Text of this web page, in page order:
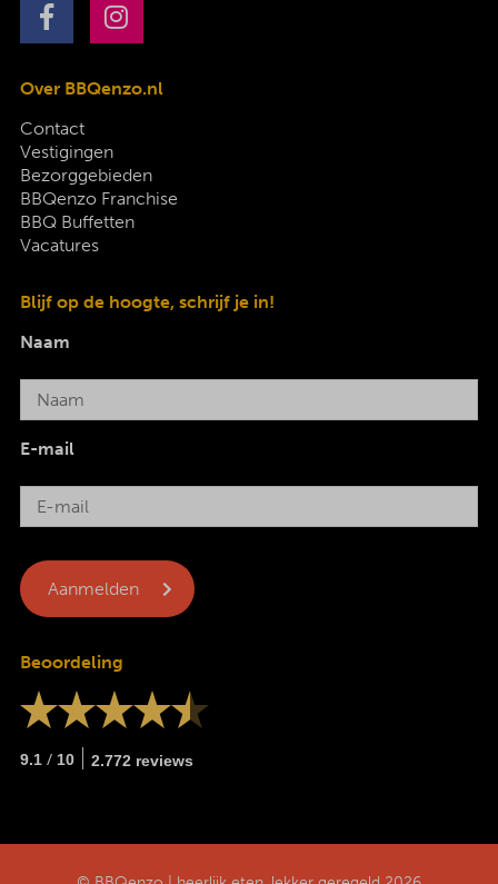
Over BBQenzo.nl
Contact
Vestigingen
Bezorggebieden
BBQenzo Franchise
BBQ Buffetten
Vacatures
Blijf op de hoogte, schrijf je in!
Naam
E-mail
Beoordeling
9.1 / 10 2.772 reviews